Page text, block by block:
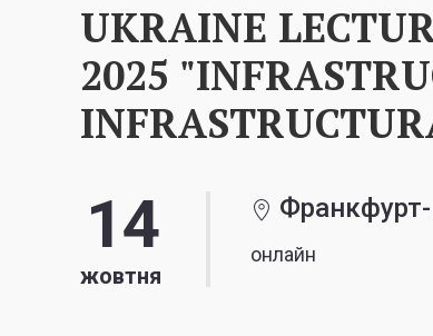
UKRAINE
2025
14
жовтня
Франкфурт-
онлайн